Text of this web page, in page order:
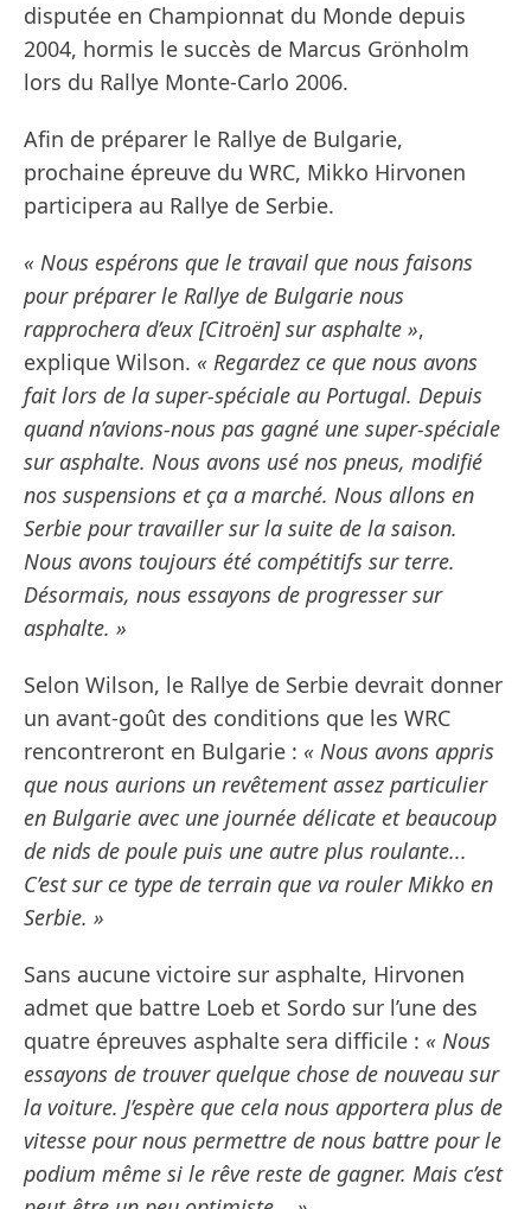
disputée en Championnat du Monde depuis
2004, hormis le succès de Marcus Grönholm
lors du Rallye Monte-Carlo 2006.
Afin de préparer le Rallye de Bulgarie,
prochaine épreuve du WRC, Mikko Hirvonen
participera au Rallye de Serbie.
« Nous espérons que le travail que nous faisons
pour préparer le Rallye de Bulgarie nous
rapprochera d’eux [Citroën] sur asphalte »,
explique Wilson. « Regardez ce que nous avons
fait lors de la super-spéciale au Portugal. Depuis
quand n’avions-nous pas gagné une super-spéciale
sur asphalte. Nous avons usé nos pneus, modifié
nos suspensions et ça a marché. Nous allons en
Serbie pour travailler sur la suite de la saison.
Nous avons toujours été compétitifs sur terre.
Désormais, nous essayons de progresser sur
asphalte. »
Selon Wilson, le Rallye de Serbie devrait donner
un avant-goût des conditions que les WRC
rencontreront en Bulgarie : « Nous avons appris
que nous aurions un revêtement assez particulier
en Bulgarie avec une journée délicate et beaucoup
de nids de poule puis une autre plus roulante...
C’est sur ce type de terrain que va rouler Mikko en
Serbie. »
Sans aucune victoire sur asphalte, Hirvonen
admet que battre Loeb et Sordo sur l’une des
quatre épreuves asphalte sera difficile : « Nous
essayons de trouver quelque chose de nouveau sur
la voiture. J’espère que cela nous apportera plus de
vitesse pour nous permettre de nous battre pour le
podium même si le rêve reste de gagner. Mais c’est